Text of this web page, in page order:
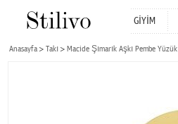
GİYİM
Anasayfa Takı Macide Şımarık Aşkı Pembe Yüzük